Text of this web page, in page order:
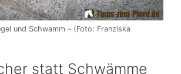
und Schwamm – (Foto: Franziska
statt Schwämme